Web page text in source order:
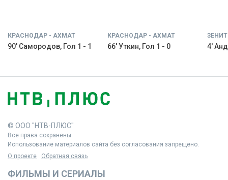
КРАСНОДАР - АХМАТ
90' Самородов, Гол 1 - 1
КРАСНОДАР - АХМАТ
66' Уткин, Гол 1 - 0 4'
© ООО "НТВ-ПЛЮС"
Все права сохранены.
Использование материалов сайта без согласования запрещено.
О проекте
Обратная связь
ФИЛЬМЫ И СЕРИАЛЫ